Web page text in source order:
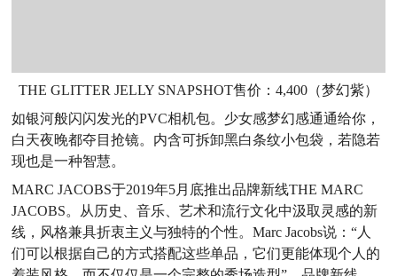
THE GLITTER JELLY SNAPSHOT售价：4,400（梦幻紫）
如银河般闪闪发光的PVC相机包。少女感梦幻感通通给你，
白天夜晚都夺目抢镜。内含可拆卸黑白条纹小包袋，若隐若
现也是一种智慧。
MARC JACOBS于2019年5月底推出品牌新线THE MARC
JACOBS。从历史、音乐、艺术和流行文化中汲取灵感的新
线，风格兼具折衷主义与独特的个性。Marc Jacobs说：“人
们可以根据自己的方式搭配这些单品，它们更能体现个人的